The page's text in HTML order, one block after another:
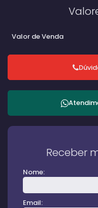
Valor de Venda
Receber
Nome:
Email: